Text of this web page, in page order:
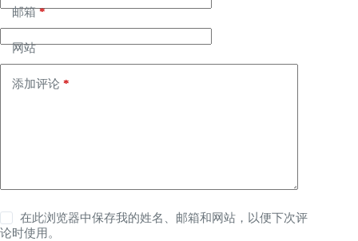
邮箱*
网站
添加评论 *
在此浏览器中保存我的姓名、邮箱和网站，以便下次评
论时使用。